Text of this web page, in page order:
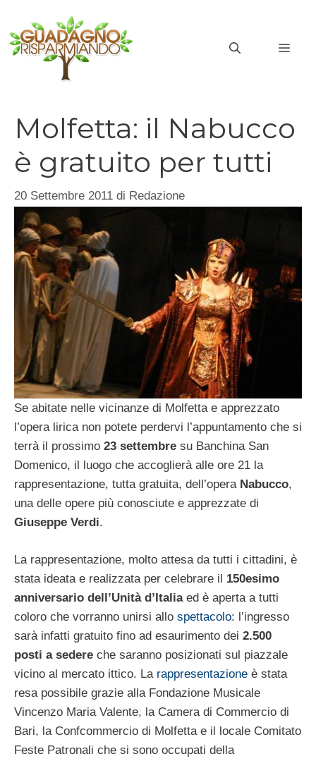
contenuto
Molfetta: il Nabucco
è gratuito per tutti
20 Settembre 2011 di Redazione
Se abitate nelle vicinanze di Molfetta e apprezzato
l’opera lirica non potete perdervi l’appuntamento che si
terrà il prossimo 23 settembre su Banchina San
Domenico, il luogo che accoglierà alle ore 21 la
rappresentazione, tutta gratuita, dell’opera Nabucco,
una delle opere più conosciute e apprezzate di
Giuseppe Verdi.
La rappresentazione, molto attesa da tutti i cittadini, è
stata ideata e realizzata per celebrare il 150esimo
anniversario dell’Unità d’Italiaed è aperta a tutti
coloro che vorranno unirsi allo spettacolo: l’ingresso
sarà infatti gratuito fino ad esaurimento dei 2.500
posti a sedere che saranno posizionati sul piazzale
vicino al mercato ittico. La rappresentazione è stata
resa possibile grazie alla Fondazione Musicale
Vincenzo Maria Valente, la Camera di Commercio di
Bari, la Confcommercio di Molfetta e il locale Comitato
Feste Patronali che si sono occupati della